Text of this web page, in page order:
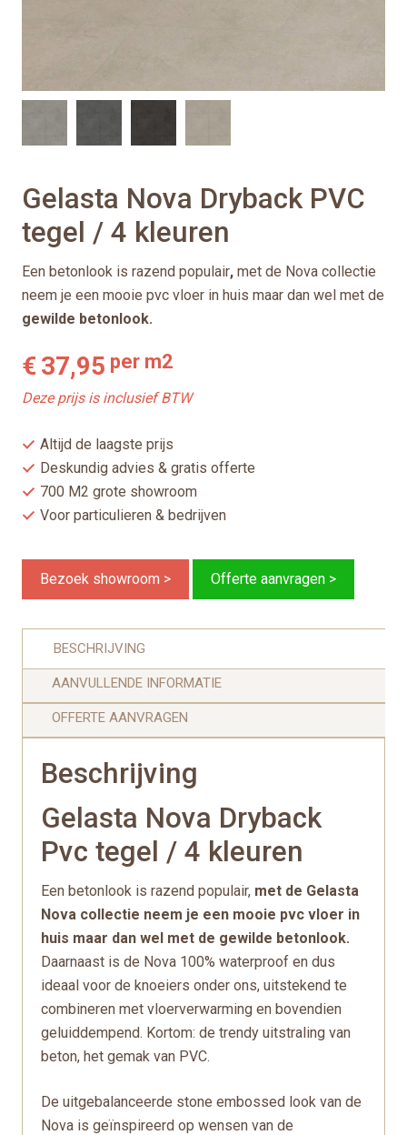
Gelasta Nova Dryback PVC
tegel / 4 kleuren
Een betonlook is razend populair, met de Nova collectie
neem je een mooie pvc vloer in huis maar dan wel met de
gewilde betonlook.
€ 37,95 per m2
Deze prijs is inclusief BTW
Altijd de laagste prijs
Deskundig advies & gratis offerte
700 M2 grote showroom
Voor particulieren & bedrijven
Bezoek showroom > Offerte aanvragen >
BESCHRIJVING
AANVULLENDE INFORMATIE
OFFERTE AANVRAGEN
Beschrijving
Gelasta Nova Dryback
Pvc tegel / 4 kleuren
Een betonlook is razend populair, met de Gelasta
Nova collectie neem je een mooie pvc vloer in
huis maar dan wel met de gewilde betonlook.
Daarnaast is de Nova 100% waterproof en dus
ideaal voor de knoeiers onder ons, uitstekend te
combineren met vloerverwarming en bovendien
geluiddempend. Kortom: de trendy uitstraling van
beton, het gemak van PVC.
De uitgebalanceerde stone embossed look van de
Nova is geïnspireerd op wensen van de